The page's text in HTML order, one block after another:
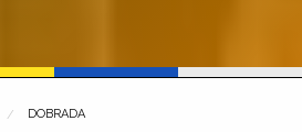
DOBRADA